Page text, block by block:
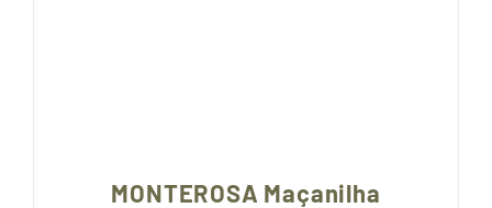
MONTEROSA Maçanilha